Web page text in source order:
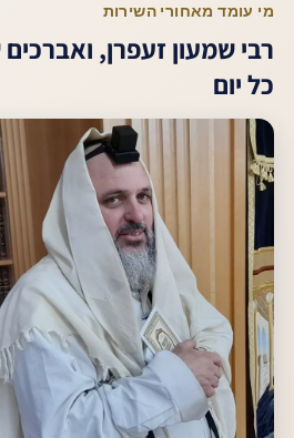
מי עומד מאחורי השירות
רבי שמעון זעפרן,
כל יום
מי שמגיע לכאן בדרך כלל באמצע
הדבר הראשון שחשוב לנו להגיד:
כדי למכור. אם נוח לכם פשוט
להזמין כלום, הרב שמעון זעפרן
בשלוש תפילות ביום ובמניין קבוע
מתנדבים מזדמנים. אתם בקשר
לאורך כל השנה וגם ביום השנה
וכדי שיהיה ברור: מלוא הכספים